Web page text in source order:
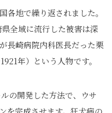
各地で繰り返されました。
全域に流行した被害は深
長崎病院内科医長だった栗
年）という人物です。
の開発した方法で、ウサ